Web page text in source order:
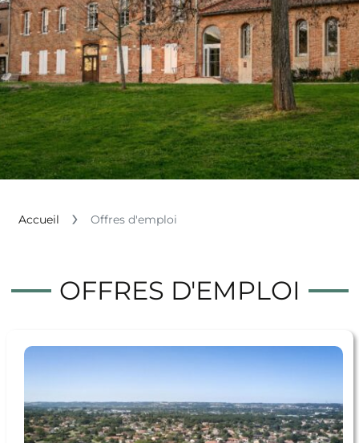
Accueil Offres d'emploi
OFFRES D'EMPLOI